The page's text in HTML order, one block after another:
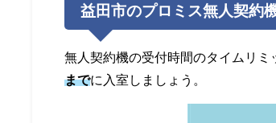
益田市のプロミス無人契約
無人契約機の受付時間のタイムリミ
までに入室しましょう。